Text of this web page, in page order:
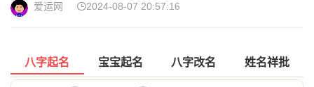
爱运网 2024-08-07 20:57:16
八字起名 宝宝起名 八字改名 姓名祥批